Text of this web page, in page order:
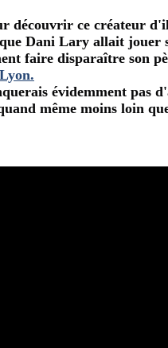
découvrir ce créateur
Dani Lary allait jouer
faire disparaître son
évidemment
même moins loin